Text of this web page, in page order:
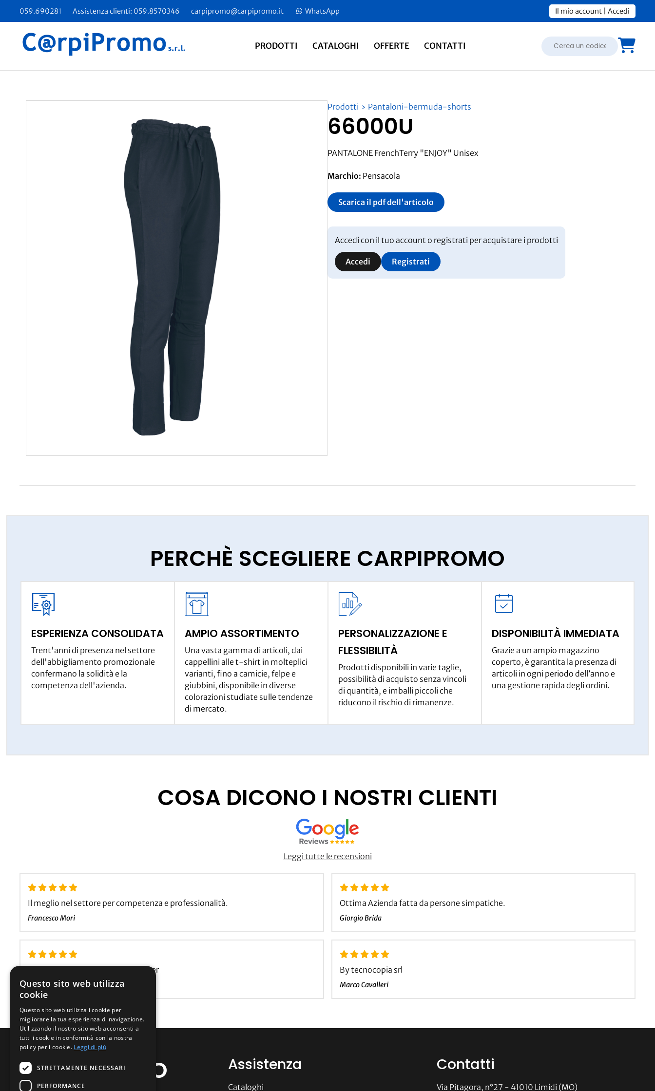
059.690281 Assistenza clienti: 059.8570346 carpipromo@carpipromo.it ​​ WhatsApp Il mio account| Accedi
PRODOTTI CATALOGHI OFFERTE CONTATTI
Prodotti Pantaloni-bermuda-shorts
66000U
PANTALONE FrenchTerry "ENJOY" Unisex
Marchio: Pensacola
Scarica il pdf dell'articolo
Accedi con il tuo account o registrati per acquistare i prodotti
Accedi Registrati
PERCHÈ SCEGLIERE CARPIPROMO
ESPERIENZA CONSOLIDATA
Trent'anni di presenza nel settore
dell'abbigliamento promozionale
confermano la solidità e la
competenza dell'azienda.
AMPIO ASSORTIMENTO
Una vasta gamma di articoli, dai
cappellini alle t-shirt in molteplici
varianti, fino a camicie, felpe e
giubbini, disponibile in diverse
colorazioni studiate sulle tendenze
di mercato.
PERSONALIZZAZIONE E
FLESSIBILITÀ
Prodotti disponibili in varie taglie,
possibilità di acquisto senza vincoli
di quantità, e imballi piccoli che
riducono il rischio di rimanenze.
DISPONIBILITÀ IMMEDIATA
Grazie a un ampio magazzino
coperto, è garantita la presenza di
articoli in ogni periodo dell’anno e
una gestione rapida degli ordini.
COSA DICONO I NOSTRI CLIENTI
Leggi tutte le recensioni
Il meglio nel settore per competenza e professionalità.
Francesco Mori
Ottima Azienda fatta da persone simpatiche.
Giorgio Brida
Serietá disponibilità e qualità, super
Federico Bergamini
By tecnocopia srl
Marco Cavalleri
CARPIPROMO Assistenza
Cataloghi
Contatti
Via Pitagora, n°27 - 41010 Limidi (MO)
Questo sito web utilizza
cookie
Questo sito web utilizza i cookie per
migliorare la tua esperienza di navigazione.
Utilizzando il nostro sito web acconsenti a
tutti i cookie in conformità con la nostra
policy per i cookie. Leggi di più
STRETTAMENTE NECESSARI
PERFORMANCE